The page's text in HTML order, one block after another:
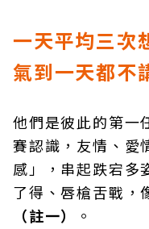
一天平均三次
氣到一天都不
他們是彼此的第一
賽認識，友情、愛
感」，串起跌宕多
了得、唇槍舌戰，
（註一）
。